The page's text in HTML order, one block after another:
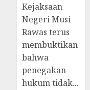
Kejaksaan
Negeri Musi
Rawas terus
membuktikan
bahwa
penegakan
hukum tidak...